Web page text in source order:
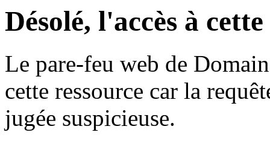
Désolé, l'accès à
Le pare-feu web de
cette ressource car la
jugée suspicieuse.